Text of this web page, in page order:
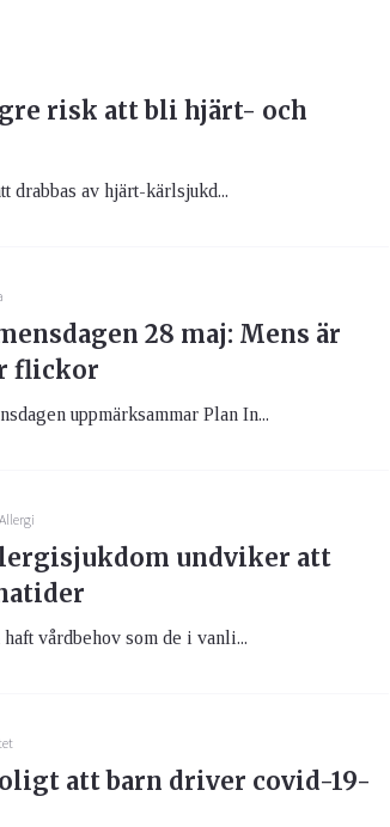
risk att bli hjärt- och
av hjärt-kärlsjukd...
28 maj: Mens är
flickor
uppmärksammar Plan In...
undviker att
vårdbehov som de i vanli...
att barn driver covid-19-